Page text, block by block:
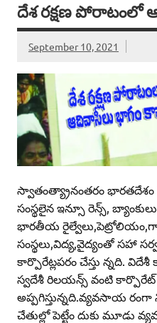
దేశ రక్షణ పోరాటంలో
September 10, 2021
స్వాతంత్య్రానంతరం భారతదేశం
సంస్థలైన ఇన్సూ రెన్స్‌,
భారతీయ
సంస్థలు,విద్య,వైద్యంతో సహా
కార్పొరేట్లపరం చేస్తు న్నది.
స్వదేశీ రిలయన్స్‌ వంటి కార్పొరేట్‌
అప్పగిస్తున్నది.వ్యవసాయ రంగా
చేతుల్లో పెట్టేం దుకు మూడు